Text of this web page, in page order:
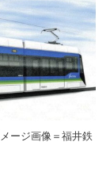
ージ画像＝福井鉄